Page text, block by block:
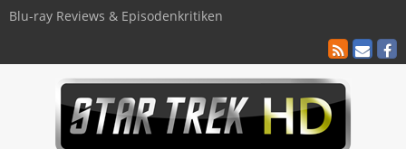
Blu-ray Reviews & Episodenkritiken